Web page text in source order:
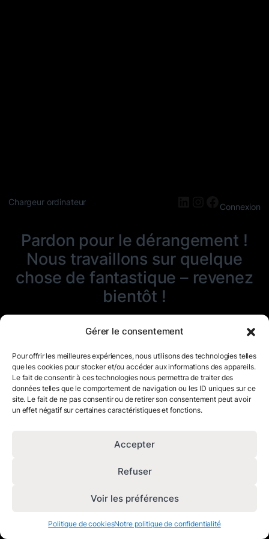
Gérer le consentement
Pour offrir les meilleures expériences, nous utilisons des technologies telles
que les cookies pour stocker et/ou accéder aux informations des appareils.
Le fait de consentir à ces technologies nous permettra de traiter des
données telles que le comportement de navigation ou les ID uniques sur ce
site. Le fait de ne pas consentir ou de retirer son consentement peut avoir
un effet négatif sur certaines caractéristiques et fonctions.
Accepter
Refuser
Voir les préférences
Politique de cookiesNotre politique de confidentialité
Chargeur ordinateur LinkedIn
Instagram
Connexion
Pardon pour le dérangement !
Nous travaillons sur quelque
chose de fantastique – revenez
bientôt !